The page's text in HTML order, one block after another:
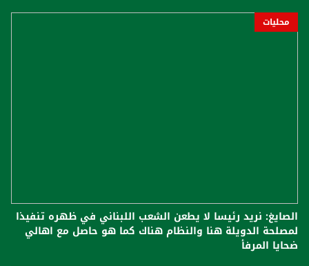
محليات
الصايغ: نريد رئيسا لا يطعن الشعب اللبناني في ظهره تنفيذا
لمصلحة الدويلة هنا والنظام هناك كما هو حاصل مع اهالي
ضحايا المرفأ